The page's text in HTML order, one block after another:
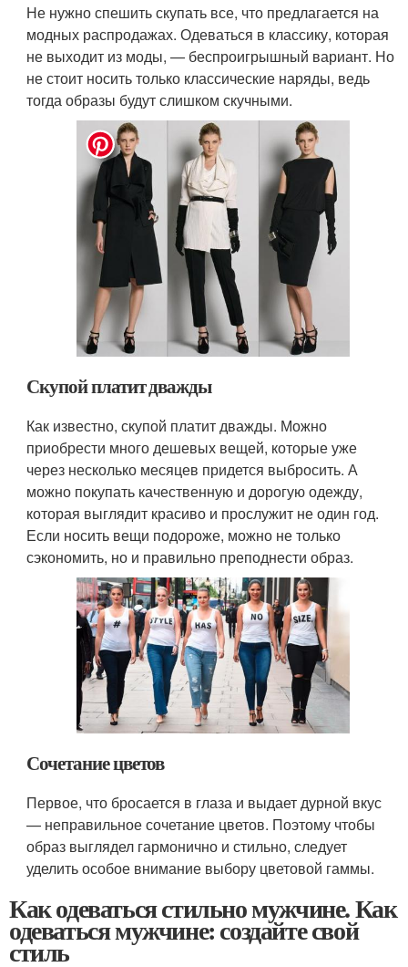
Не нужно спешить скупать все, что предлагается на
модных распродажах. Одеваться в классику, которая
не выходит из моды, — беспроигрышный вариант. Но
не стоит носить только классические наряды, ведь
тогда образы будут слишком скучными.
Скупой платит дважды
Как известно, скупой платит дважды. Можно
приобрести много дешевых вещей, которые уже
через несколько месяцев придется выбросить. А
можно покупать качественную и дорогую одежду,
которая выглядит красиво и прослужит не один год.
Если носить вещи подороже, можно не только
сэкономить, но и правильно преподнести образ.
Сочетание цветов
Первое, что бросается в глаза и выдает дурной вкус
— неправильное сочетание цветов. Поэтому чтобы
образ выглядел гармонично и стильно, следует
уделить особое внимание выбору цветовой гаммы.
Как одеваться стильно мужчине. Как
одеваться мужчине: создайте свой
стиль